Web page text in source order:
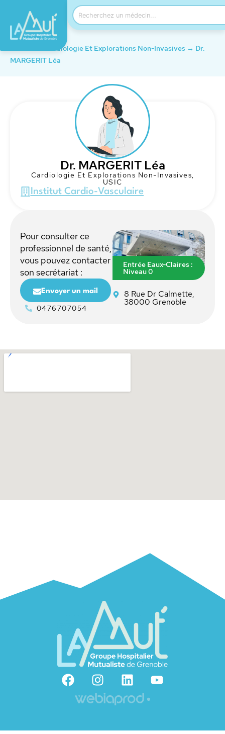
Cardiologie Et Explorations Non-Invasives → Dr.
MARGERIT Léa
Dr. MARGERIT Léa
Cardiologie Et Explorations Non-Invasives,
USIC
Institut Cardio-Vasculaire
Pour consulter ce
professionnel de santé,
vous pouvez contacter
son secrétariat :
Envoyer un mail
0476707054
Entrée Eaux-Claires :
Niveau 0
8 Rue Dr Calmette,
38000 Grenoble